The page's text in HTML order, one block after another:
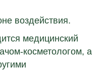
воздействия.
медицинский
косметологом, а